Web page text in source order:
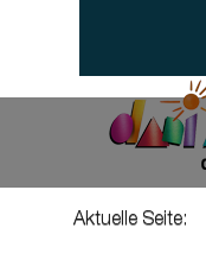
Aktuelle Seite: